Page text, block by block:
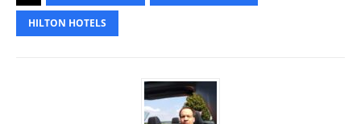
HILTON HOTELS